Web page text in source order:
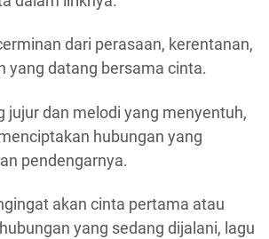
dari perasaan, kerentanan,
yang datang bersama cinta.
jujur dan melodi yang menyentuh,
hubungan yang
pendengarnya.
akan cinta pertama atau
yang sedang dijalani, lagu